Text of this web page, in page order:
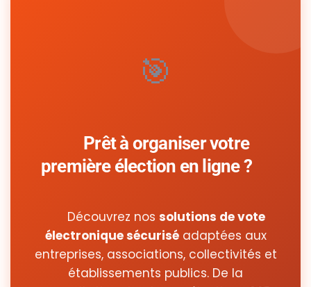
🎯
Prêt à organiser votre
première élection en ligne ?
Découvrez nos solutions de vote
électronique sécuriséadaptées aux
entreprises, associations, collectivités et
établissements publics. De la